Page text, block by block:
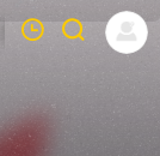
明星 周表